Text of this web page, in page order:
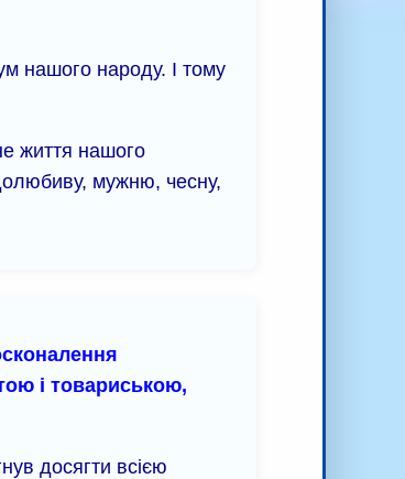
нашого народу. І тому
життя нашого
мужню, чесну,
і товариською,
досягти всією